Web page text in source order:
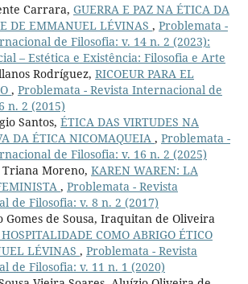
Carrara, GUERRA E PAZ NA ÉTICA DA
DE EMMANUEL LÉVINAS , Problemata -
de Filosofia: v. 14 n. 2 (2023):
– Estética e Existência: Filosofia e Arte
Rodríguez, RICOEUR PARA EL
, Problemata - Revista Internacional de
n. 2 (2015)
Santos, ÉTICA DAS VIRTUDES NA
DA ÉTICA NICOMAQUEIA , Problemata -
de Filosofia: v. 16 n. 2 (2025)
Triana Moreno, KAREN WAREN: LA
, Problemata - Revista
de Filosofia: v. 8 n. 2 (2017)
Gomes de Sousa, Iraquitan de Oliveira
COMO ABRIGO ÉTICO
LÉVINAS , Problemata - Revista
de Filosofia: v. 11 n. 1 (2020)